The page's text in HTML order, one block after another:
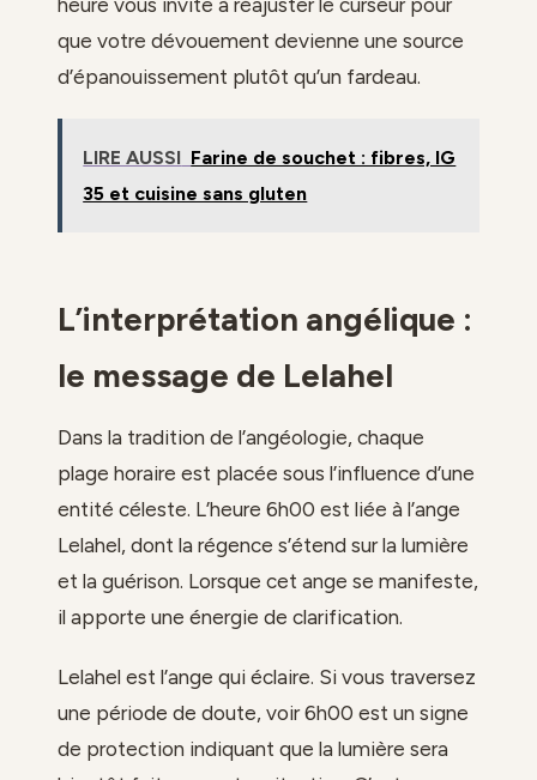
heure vous invite à réajuster le curseur pour
que votre dévouement devienne une source
d’épanouissement plutôt qu’un fardeau.
LIRE AUSSI Farine de souchet : fibres, IG
35 et cuisine sans gluten
L’interprétation angélique :
le message de Lelahel
Dans la tradition de l’angéologie, chaque
plage horaire est placée sous l’influence d’une
entité céleste. L’heure 6h00 est liée à l’ange
Lelahel, dont la régence s’étend sur la lumière
et la guérison. Lorsque cet ange se manifeste,
il apporte une énergie de clarification.
Lelahel est l’ange qui éclaire. Si vous traversez
une période de doute, voir 6h00 est un signe
de protection indiquant que la lumière sera